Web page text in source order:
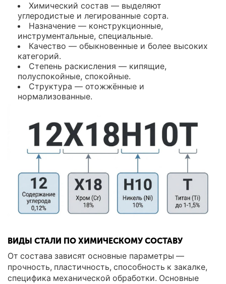
Химический состав — выделяют
углеродистые и легированные сорта.
Назначение — конструкционные,
инструментальные, специальные.
Качество — обыкновенные и более высоких
категорий.
Степень раскисления — кипящие,
полуспокойные, спокойные.
Структура — отожжённые и
нормализованные.
ВИДЫ СТАЛИ ПО ХИМИЧЕСКОМУ СОСТАВУ
От состава зависят основные параметры —
прочность, пластичность, способность к закалке,
специфика механической обработки. Основные